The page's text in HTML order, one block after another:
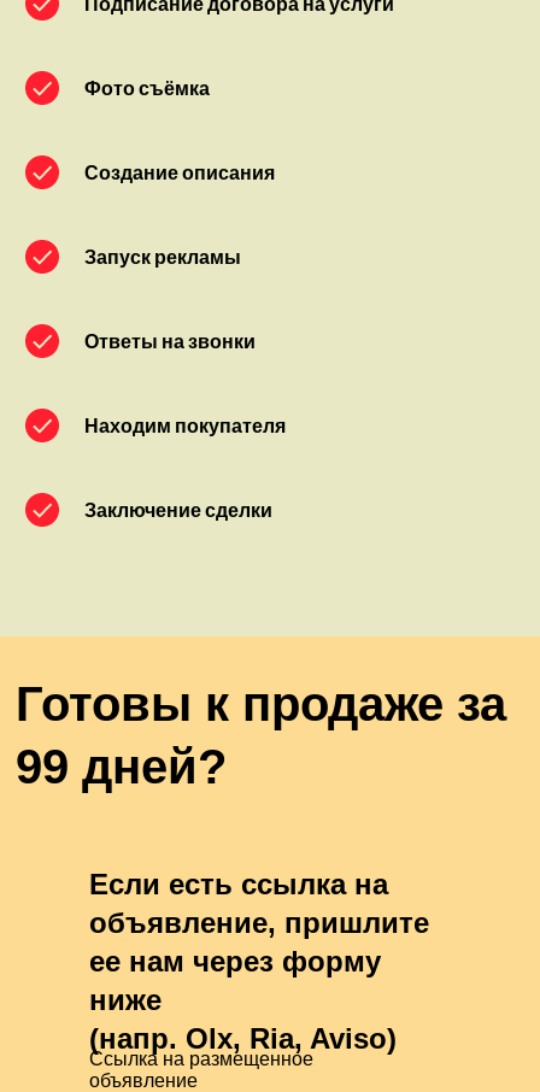
Фото съёмка
Создание описания
Запуск рекламы
Ответы на звонки
Находим покупателя
Заключение сделки
Готовы к продаже за
99 дней?
Ссылка на размещенное
объявление
Если есть ссылка на
объявление, пришлите
ее нам через форму
ниже
(напр. Olx, Ria, Aviso)